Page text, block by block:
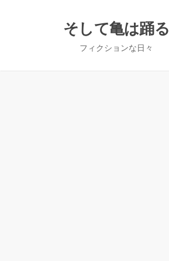
そして亀は踊る
フィクションな日々